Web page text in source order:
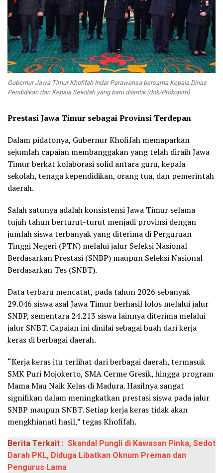
Gubernur Jawa Timur Khofifah Indar Parawansa bersama Kepala Dinas
Pendidikan dan Kepala Sekolah yang baru dilantik (dok/Prokopim)
Prestasi Jawa Timur sebagai Provinsi Terdepan
Dalam pidatonya, Gubernur Khofifah memaparkan
sejumlah capaian membanggakan yang telah diraih Jawa
Timur berkat kolaborasi solid antara guru, kepala
sekolah, tenaga kependidikan, orang tua, dan pemerintah
daerah.
Salah satunya adalah konsistensi Jawa Timur selama
tujuh tahun berturut-turut menjadi provinsi dengan
jumlah siswa terbanyak yang diterima di Perguruan
Tinggi Negeri (PTN) melalui jalur Seleksi Nasional
Berdasarkan Prestasi (SNBP) maupun Seleksi Nasional
Berdasarkan Tes (SNBT).
Data terbaru mencatat, pada tahun 2026 sebanyak
29.046 siswa asal Jawa Timur berhasil lolos melalui jalur
SNBP, sementara 24.213 siswa lainnya diterima melalui
jalur SNBT. Capaian ini dinilai sebagai buah dari kerja
keras di berbagai daerah.
“Kerja keras itu terlihat dari berbagai daerah, termasuk
SMK Puri Mojokerto, SMA Cerme Gresik, hingga program
Mama Mau Naik Kelas di Madura. Hasilnya sangat
signifikan dalam meningkatkan prestasi siswa pada jalur
SNBP maupun SNBT. Setiap kerja keras tidak akan
mengkhianati hasil,” tegas Khofifah.
Berita Terkait : Skandal Pungli di Kawasan Pinka, Sedot
Darah PKL, Diduga Libatkan Oknum Preman dan
Pengurus Lama